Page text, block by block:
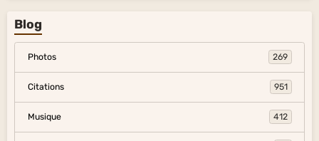
Blog
Photos 269
Citations 951
Musique 412